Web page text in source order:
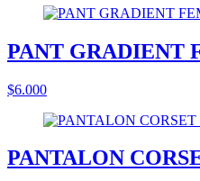
PANT GRADIENT
$6.000
PANTALON